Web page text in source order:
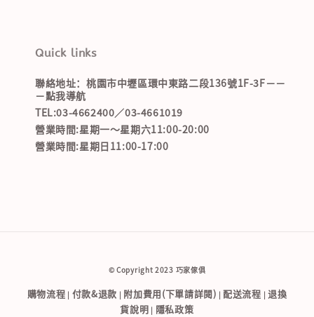
Quick links
聯絡地址：桃園市中壢區環中東路二段136號1F-3F－－
－點我導航
TEL:03-4662400／03-4661019
營業時間:星期一～星期六11:00-20:00
營業時間:星期日11:00-17:00
© Copyright 2023 巧家傢俱
購物流程 | 付款&退款 | 附加費用(下單請詳閱) | 配送流程 | 退換
貨說明 | 隱私政策